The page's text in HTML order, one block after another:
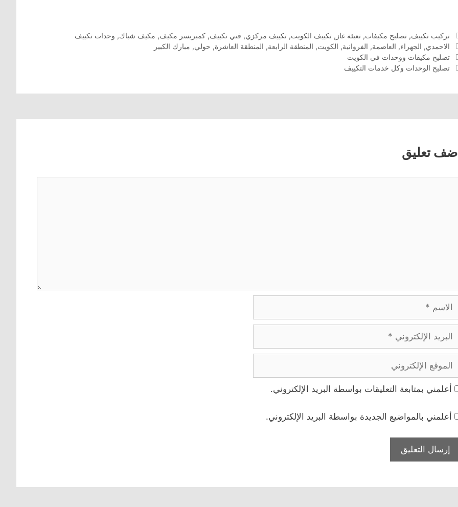
التصنيفات
تركيب تكييف, تصليح مكيفات, تعبئة غاز , تكييف الكويت, تكييف مركزي, فني تكييف, كمبريسر مكيف, مكيف شباك, وحدات تكييف
الوسوم
الاحمدي, الجهراء, العاصمة, الفروانية, الكويت, المنطقة الرابعة, المنطقة العاشرة, حولي, مبارك الكبير
تصليح مكيفات ووحدات في الكويت
تصليح الوحدات وكل خدمات التكييف
أضف تعليق
الاسم
البريد
الإلكتروني
الموقع
الإلكتروني
أعلمني بمتابعة التعليقات بواسطة البريد الإلكتروني.
أعلمني بالمواضيع الجديدة بواسطة البريد الإلكتروني.